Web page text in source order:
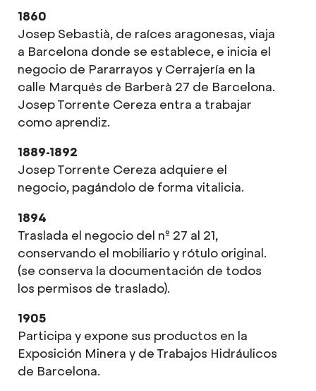
1860
Josep Sebastià, de raíces aragonesas, viaja
a Barcelona donde se establece, e inicia el
negocio de Pararrayos y Cerrajería en la
calle Marqués de Barberà 27 de Barcelona.
Josep Torrente Cereza entra a trabajar
como aprendiz.
1889-1892
Josep Torrente Cereza adquiere el
negocio, pagándolo de forma vitalicia.
1894
Traslada el negocio del nº 27 al 21,
conservando el mobiliario y rótulo original.
(se conserva la documentación de todos
los permisos de traslado).
1905
Participa y expone sus productos en la
Exposición Minera y de Trabajos Hidráulicos
de Barcelona.